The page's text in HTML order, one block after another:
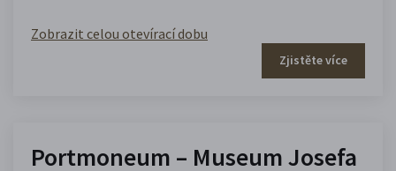
Zobrazit celou otevírací dobu
Zjistěte více
Portmoneum – Museum Josefa